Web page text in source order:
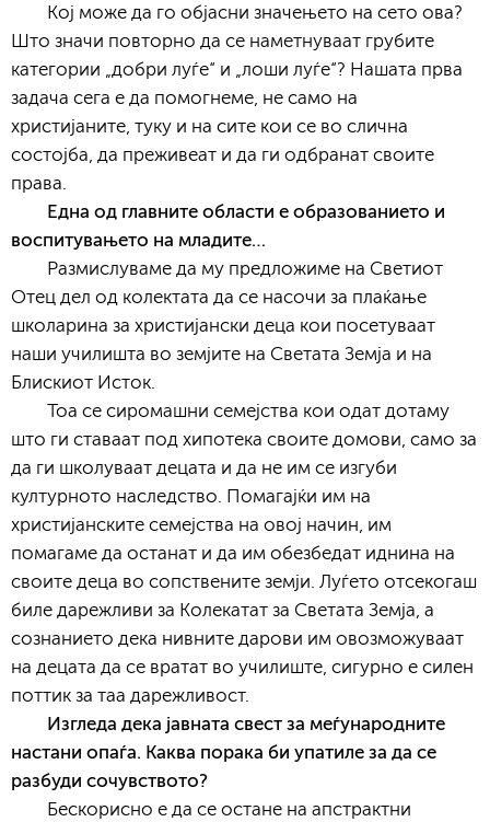
Кој може да го објасни значењето на сето ова?
Што значи повторно да се наметнуваат грубите
категории „добри луѓе“ и „лоши луѓе“? Нашата прва
задача сега е да помогнеме, не само на
христијаните, туку и на сите кои се во слична
состојба, да преживеат и да ги одбранат своите
права.
Една од главните области е образованието и
воспитувањето на младите…
Размислуваме да му предложиме на Светиот
Отец дел од колектата да се насочи за плаќање
школарина за христијански деца кои посетуваат
наши училишта во земјите на Светата Земја и на
Блискиот Исток.
Тоа се сиромашни семејства кои одат дотаму
што ги ставаат под хипотека своите домови, само за
да ги школуваат децата и да не им се изгуби
културното наследство. Помагајќи им на
христијанските семејства на овој начин, им
помагаме да останат и да им обезбедат иднина на
своите деца во сопствените земји. Луѓето отсекогаш
биле дарежливи за Колекатат за Светата Земја, а
сознанието дека нивните дарови им овозможуваат
на децата да се вратат во училиште, сигурно е силен
поттик за таа дарежливост.
Изгледа дека јавната свест за меѓународните
настани опаѓа. Каква порака би упатиле за да се
разбуди сочувството?
Бескорисно е да се остане на апстрактни